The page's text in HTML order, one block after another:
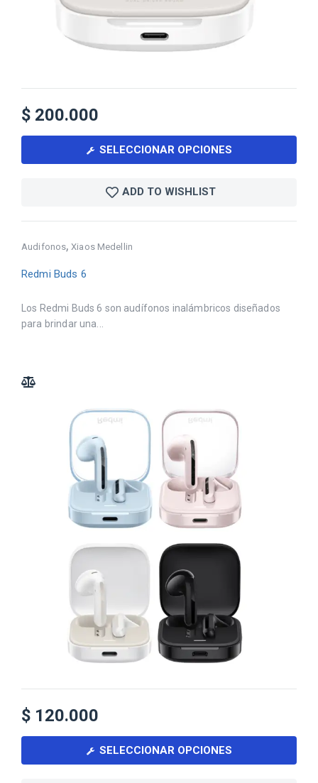
Audifonos,Xiaos Medellin
Redmi Buds 6
Los Redmi Buds 6 son audífonos inalámbricos diseñados
para brindar una...
$ 200.000
SELECCIONAR OPCIONES
ADD TO WISHLIST
$ 120.000
SELECCIONAR OPCIONES